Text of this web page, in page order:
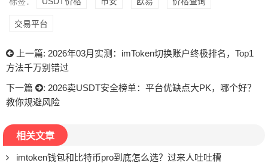
交易平台
上一篇: 2026年03月实测：imToken切换账户终极排名，Top1
方法千万别错过
下一篇
: 2026卖USDT安全榜单：平台优缺点大PK，哪个好？
教你规避风险
相关文章
imtoken钱包和比特币pro到底怎么选？过来人吐吐槽